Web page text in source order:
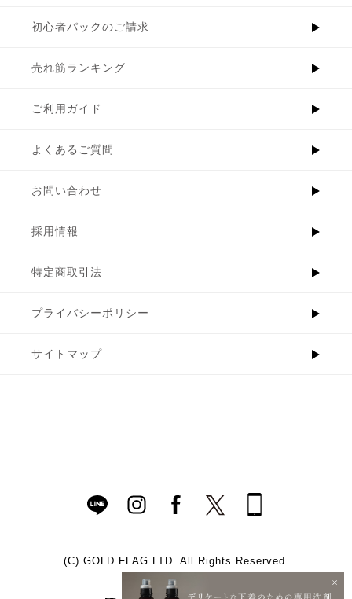
初心者パックのご請求
売れ筋ランキング
ご利用ガイド
よくあるご質問
お問い合わせ
採用情報
特定商取引法
プライバシーポリシー
サイトマップ
(C) GOLD FLAG LTD. All Rights Reserved.